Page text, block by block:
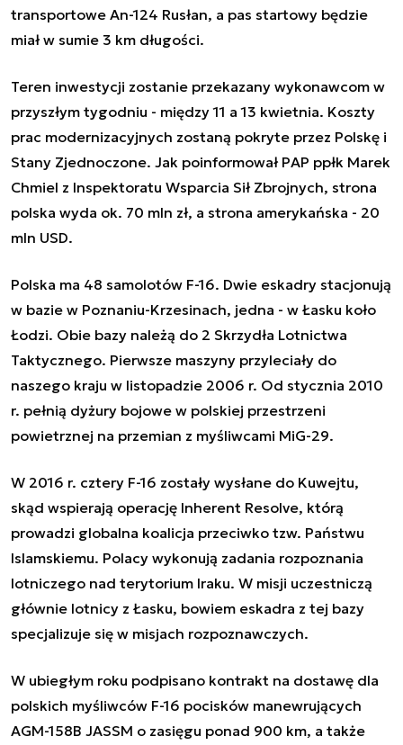
transportowe An-124 Rusłan, a pas startowy będzie
miał w sumie 3 km długości.
Teren inwestycji zostanie przekazany wykonawcom w
przyszłym tygodniu - między 11 a 13 kwietnia. Koszty
prac modernizacyjnych zostaną pokryte przez Polskę i
Stany Zjednoczone. Jak poinformował PAP ppłk Marek
Chmiel z Inspektoratu Wsparcia Sił Zbrojnych, strona
polska wyda ok. 70 mln zł, a strona amerykańska - 20
mln USD.
Polska ma 48 samolotów F-16. Dwie eskadry stacjonują
w bazie w Poznaniu-Krzesinach, jedna - w Łasku koło
Łodzi. Obie bazy należą do 2 Skrzydła Lotnictwa
Taktycznego. Pierwsze maszyny przyleciały do
naszego kraju w listopadzie 2006 r. Od stycznia 2010
r. pełnią dyżury bojowe w polskiej przestrzeni
powietrznej na przemian z myśliwcami MiG-29.
W 2016 r. cztery F-16 zostały wysłane do Kuwejtu,
skąd wspierają operację Inherent Resolve, którą
prowadzi globalna koalicja przeciwko tzw. Państwu
Islamskiemu. Polacy wykonują zadania rozpoznania
lotniczego nad terytorium Iraku. W misji uczestniczą
głównie lotnicy z Łasku, bowiem eskadra z tej bazy
specjalizuje się w misjach rozpoznawczych.
W ubiegłym roku podpisano kontrakt na dostawę dla
polskich myśliwców F-16 pocisków manewrujących
AGM-158B JASSM o zasięgu ponad 900 km, a także